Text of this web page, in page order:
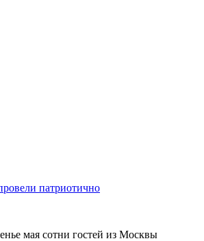
патриотично
мая сотни гостей из Москвы